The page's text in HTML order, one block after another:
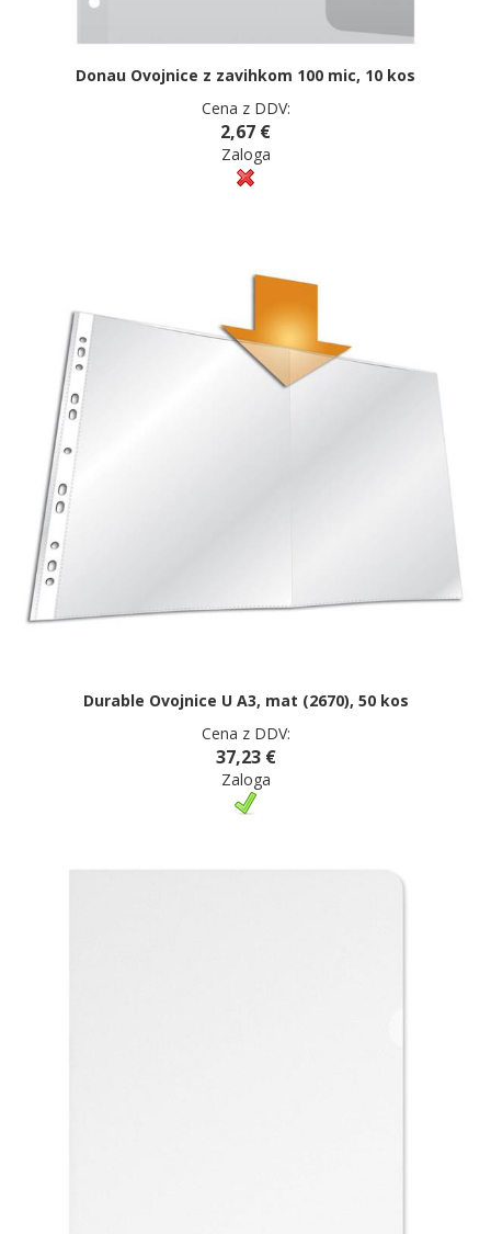
Donau Ovojnice z zavihkom 100 mic, 10 kos
Cena z DDV:
2,67 €
Zaloga
Durable Ovojnice U A3, mat (2670), 50 kos
Cena z DDV:
37,23 €
Zaloga